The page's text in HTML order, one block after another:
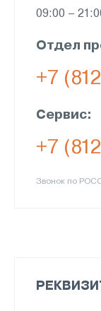
09:00 –
Отдел
+7
Сервис:
+7
Звонок по